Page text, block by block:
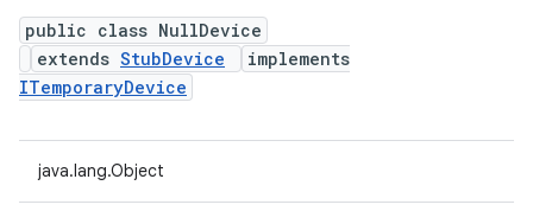
public class NullDevice
extends StubDevice
implements
ITemporaryDevice
java.lang.Object